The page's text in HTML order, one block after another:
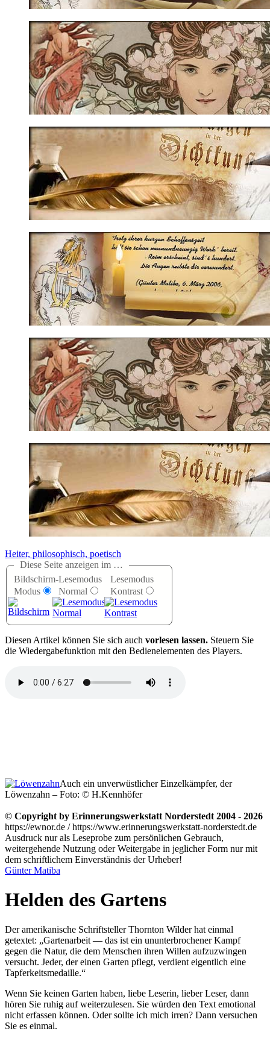
Heiter, philosophisch, poetisch
Diese Seite anzeigen im …
Bildschirm-
Modus
Lesemodus
Normal
Lesemodus
Kontrast
Diesen Artikel können Sie sich auch vorlesen lassen. Steuern Sie
die Wiedergabefunktion mit den Bedienelementen des Players.
Auch ein unverwüstlicher Einzelkämpfer, der
Löwenzahn – Foto: © H.Kennhöfer
© Copyright by Erinnerungswerkstatt Norderstedt 2004 - 2026
https://ewnor.de / https://www.erinnerungswerkstatt-norderstedt.de
Ausdruck nur als Leseprobe zum persönlichen Gebrauch,
weitergehende Nutzung oder Weitergabe in jeglicher Form nur mit
dem schriftlichem Einverständnis der Urheber!
Günter Matiba
Helden des Gartens
Der amerikanische Schriftsteller Thornton Wilder hat einmal
getextet:
Gartenarbeit — das ist ein ununterbrochener Kampf
gegen die Natur, die dem Menschen ihren Willen aufzuzwingen
versucht. Jeder, der einen Garten pflegt, verdient eigentlich eine
Tapferkeitsmedaille.
Wenn Sie keinen Garten haben, liebe Leserin, lieber Leser, dann
hören Sie ruhig auf weiterzulesen. Sie würden den Text emotional
nicht erfassen können. Oder sollte ich mich irren? Dann versuchen
Sie es einmal.